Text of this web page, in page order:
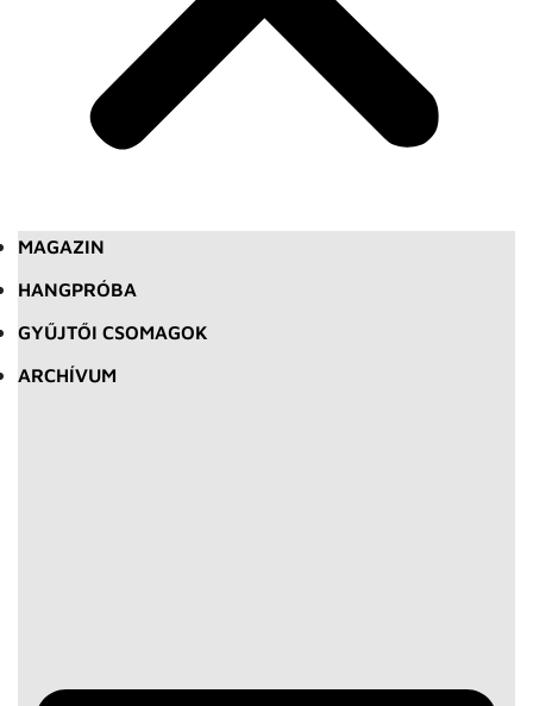
MAGAZIN
HANGPRÓBA
GYŰJTŐI CSOMAGOK
ARCHÍVUM